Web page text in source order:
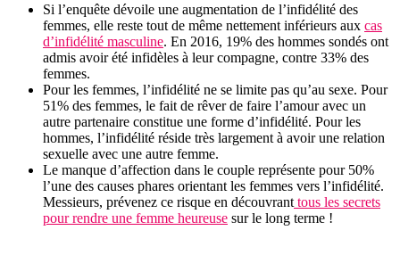
Si l’enquête dévoile une augmentation de l’infidélité des
femmes, elle reste tout de même nettement inférieurs aux cas
d’infidélité masculine. En 2016, 19% des hommes sondés ont
admis avoir été infidèles à leur compagne, contre 33% des
femmes.
Pour les femmes, l’infidélité ne se limite pas qu’au sexe. Pour
51% des femmes, le fait de rêver de faire l’amour avec un
autre partenaire constitue une forme d’infidélité. Pour les
hommes, l’infidélité réside très largement à avoir une relation
sexuelle avec une autre femme.
Le manque d’affection dans le couple représente pour 50%
l’une des causes phares orientant les femmes vers l’infidélité.
Messieurs, prévenez ce risque en découvrant tous les secrets
pour rendre une femme heureuse sur le long terme !